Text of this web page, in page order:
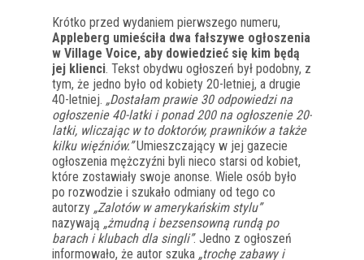
Krótko przed wydaniem pierwszego numeru,
Appleberg umieściła dwa fałszywe ogłoszenia
w Village Voice, aby dowiedzieć się kim będą
jej klienci. Tekst obydwu ogłoszeń był podobny, z
tym, że jedno było od kobiety 20-letniej, a drugie
40-letniej. „Dostałam prawie 30 odpowiedzi na
ogłoszenie 40-latki i ponad 200 na ogłoszenie 20-
latki, wliczając w to doktorów, prawników a także
kilku więźniów.”Umieszczający w jej gazecie
ogłoszenia mężczyźni byli nieco starsi od kobiet,
które zostawiały swoje anonse. Wiele osób było
po rozwodzie i szukało odmiany od tego co
autorzy „Zalotów w amerykańskim stylu”
nazywają „żmudną i bezsensowną rundą po
barach i klubach dla singli”. Jedno z ogłoszeń
informowało, że autor szuka „trochę zabawy i